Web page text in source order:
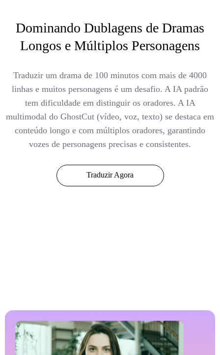
Dominando Dublagens de Dramas
Longos e Múltiplos Personagens
Traduzir um drama de 100 minutos com mais de 4000
linhas e muitos personagens é um desafio. A IA padrão
tem dificuldade em distinguir os oradores. A IA
multimodal do GhostCut (vídeo, voz, texto) se destaca em
conteúdo longo e com múltiplos oradores, garantindo
vozes de personagens precisas e consistentes.
Traduzir Agora